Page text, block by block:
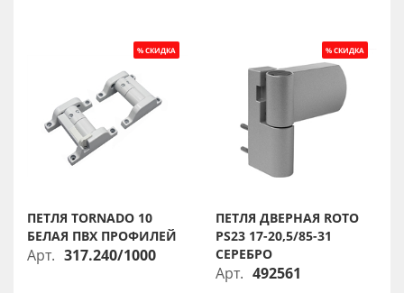
ПЕТЛЯ TORNADO 10
БЕЛАЯ ПВХ ПРОФИЛЕЙ
Арт. 317.240/1000
ПЕТЛЯ ДВЕРНАЯ ROTO
PS23 17-20,5/85-31
СЕРЕБРО
Арт. 492561